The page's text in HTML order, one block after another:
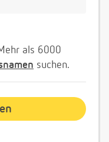
als 6000
suchen.